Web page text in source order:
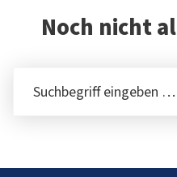
Noch nicht
Suchbegriff eingeben …